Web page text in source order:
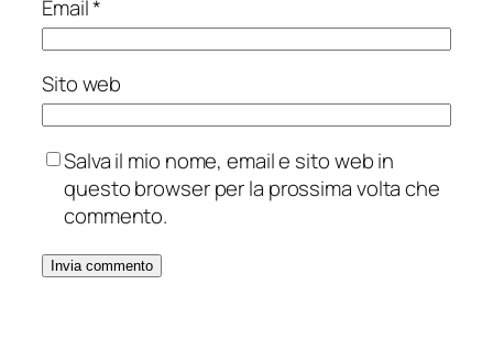
Email*
Sito web
Salva il mio nome, email e sito web in
questo browser per la prossima volta che
commento.